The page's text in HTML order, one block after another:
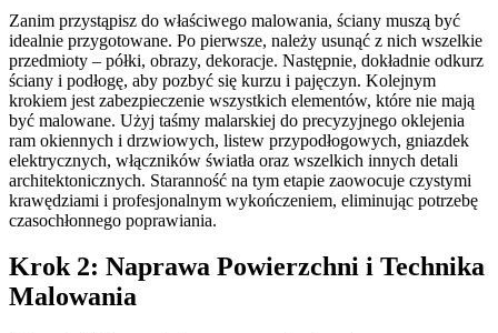
Zanim przystąpisz do właściwego malowania, ściany muszą być
idealnie przygotowane. Po pierwsze, należy usunąć z nich wszelkie
przedmioty – półki, obrazy, dekoracje. Następnie, dokładnie odkurz
ściany i podłogę, aby pozbyć się kurzu i pajęczyn. Kolejnym
krokiem jest zabezpieczenie wszystkich elementów, które nie mają
być malowane. Użyj taśmy malarskiej do precyzyjnego oklejenia
ram okiennych i drzwiowych, listew przypodłogowych, gniazdek
elektrycznych, włączników światła oraz wszelkich innych detali
architektonicznych. Staranność na tym etapie zaowocuje czystymi
krawędziami i profesjonalnym wykończeniem, eliminując potrzebę
czasochłonnego poprawiania.
Krok 2: Naprawa Powierzchni i Technika
Malowania